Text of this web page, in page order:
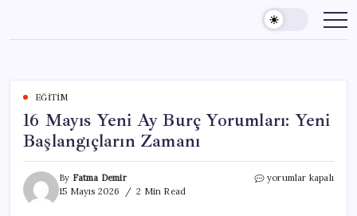
content
EĞITIM
16 Mayıs Yeni Ay Burç Yorumları: Yeni
Başlangıçların Zamanı
By Fatma Demir
15 Mayıs 2026
2 Min Read
16
yorumlar kapalı